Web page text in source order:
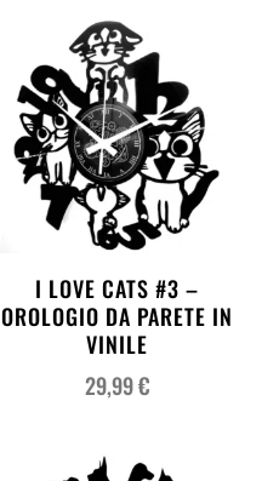
I LOVE CATS #3 –
OROLOGIO DA PARETE IN
VINILE
29,99€